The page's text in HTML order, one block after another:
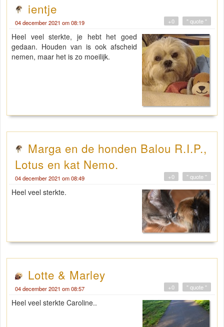
ientje
04 december 2021 om 08:19 " quote "
+0
Heel veel sterkte, je hebt het goed
gedaan. Houden van is ook afscheid
nemen, maar het is zo moeilijk.
Marga en de honden Balou R.I.P.,
Lotus en kat Nemo.
04 december 2021 om 08:49 " quote "
+0
Heel veel sterkte.
Lotte & Marley
04 december 2021 om 08:57 " quote "
+0
Heel veel sterkte Caroline..